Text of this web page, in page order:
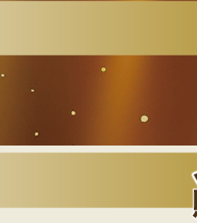
選び、人数を入
ン
アプ
公演が表示され
⑤販